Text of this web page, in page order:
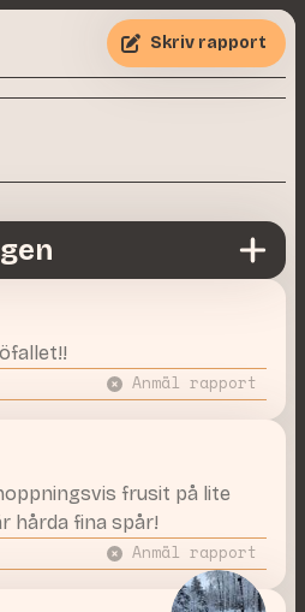
Skriv rapport
Anmäl rapport
frusit på lite
hårda fina spår!
Anmäl rapport